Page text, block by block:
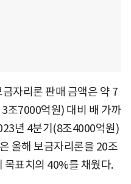
자리론 판매 금액은 약 7
조7000억원) 대비 배 가까
년 4분기(8조4000억원)
올해 보금자리론을 20조
목표치의 40%를 채웠다.